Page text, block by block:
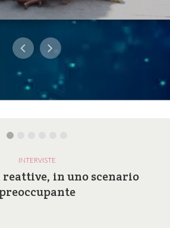
INTERVISTE
reattive, in uno scenario
preoccupante